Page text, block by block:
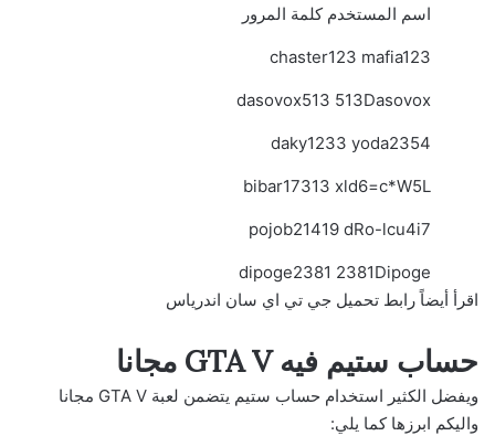
اسم المستخدم كلمة المرور
chaster123 mafia123
dasovox513 513Dasovox
daky1233 yoda2354
bibar17313 xld6=c*W5L
pojob21419 dRo-lcu4i7
dipoge2381 2381Dipoge
اقرأ أيضاًرابط تحميل جي تي اي سان اندرياس
حساب ستيم فيه GTA V مجانا
ويفضل الكثير استخدام حساب ستيم يتضمن لعبة GTA V مجانا
واليكم ابرزها كما يلي: